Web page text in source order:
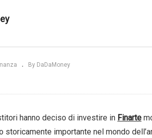
By DaDaMoney
hanno deciso di investire in Finarte
storicamente importante nel mondo